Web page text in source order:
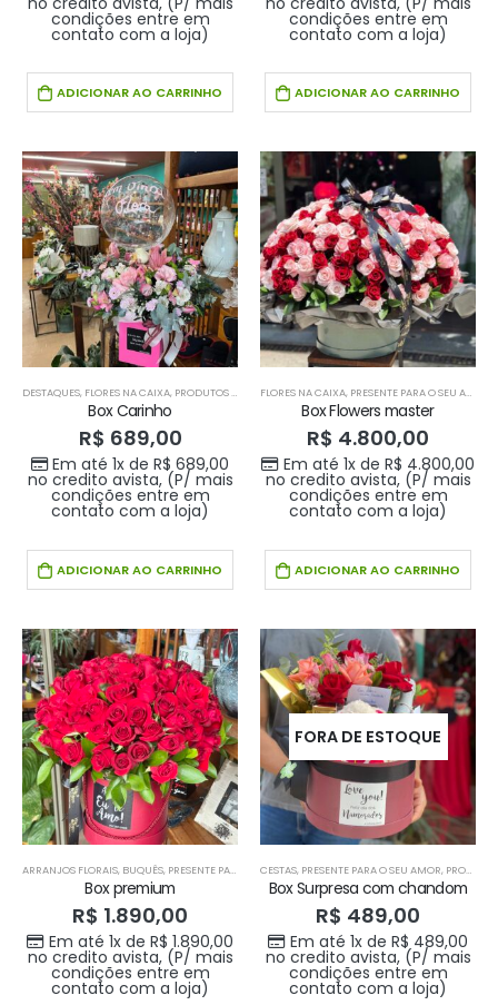
condições entre em
contato com a loja)
ADICIONAR AO CARRINHO
condições entre em
contato com a loja)
ADICIONAR AO CARRINHO
DESTAQUES, FLORES NA CAIXA, PRODUTOS HOME 1 ,PRODUTOS HOME1
Box Carinho
R$ 689,00
Em até 1x deR$ 689,00
no credito avista, (P/ mais
condições entre em
contato com a loja)
ADICIONAR AO CARRINHO
FLORES NA CAIXA, PRESENTE PARA O SEU AMOR
Box Flowers master
R$ 4.800,00
Em até 1x de R$ 4.800,00
no credito avista, (P/ mais
condições entre em
contato com a loja)
ADICIONAR AO CARRINHO
ARRANJOS FLORAIS, BUQUÊS, PRESENTE PARA O SEU AMOR ,PRODUTOS HOME 1, PRODUTOS
Box premium
R$ 1.890,00
Em até 1x de R$ 1.890,00
no credito avista, (P/ mais
condições entre em
contato com a loja)
FORA DE ESTOQUE
CESTAS, PRESENTE PARA O SEU AMOR, PRODUTOS HOME 1
Box Surpresa com chandom
R$ 489,00
Em até 1x de R$ 489,00
no credito avista, (P/ mais
condições entre em
contato com a loja)